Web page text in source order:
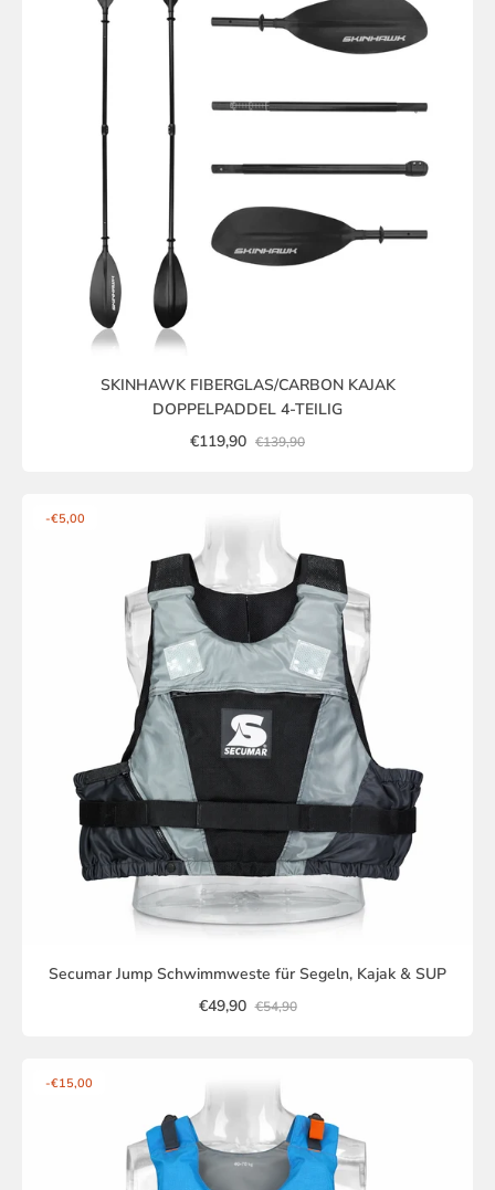
SKINHAWK FIBERGLAS/CARBON KAJAK
DOPPELPADDEL 4-TEILIG
€119,90 €139,90
-€5,00
Secumar Jump Schwimmweste für Segeln, Kajak & SUP
€49,90 €54,90
-€15,00